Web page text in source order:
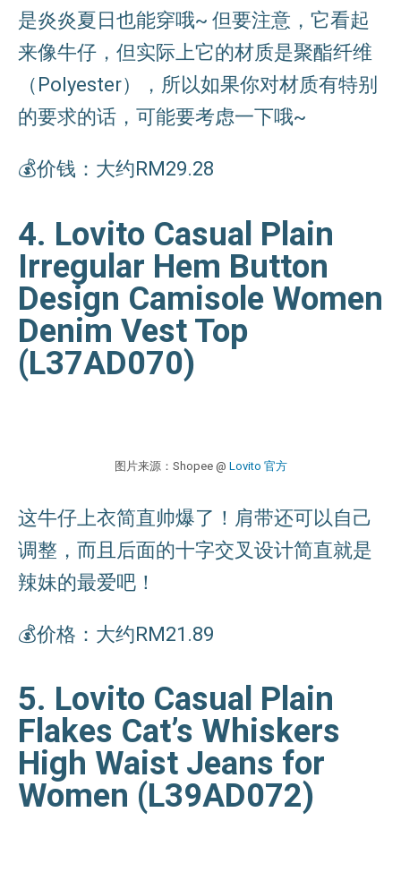
是炎炎夏日也能穿哦~ 但要注意，它看起
来像牛仔，但实际上它的材质是聚酯纤维
（Polyester），所以如果你对材质有特别
的要求的话，可能要考虑一下哦~
💰价钱：大约RM29.28
4. Lovito Casual Plain
Irregular Hem Button
Design Camisole Women
Denim Vest Top
(L37AD070)
图片来源：Shopee @ Lovito 官方
这牛仔上衣简直帅爆了！肩带还可以自己
调整，而且后面的十字交叉设计简直就是
辣妹的最爱吧！
💰价格：大约RM21.89
5. Lovito Casual Plain
Flakes Cat’s Whiskers
High Waist Jeans for
Women (L39AD072)